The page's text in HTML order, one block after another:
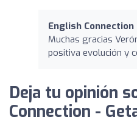
English
Muchas gracias
positiva evolución y
Deja tu opinión
Connection -